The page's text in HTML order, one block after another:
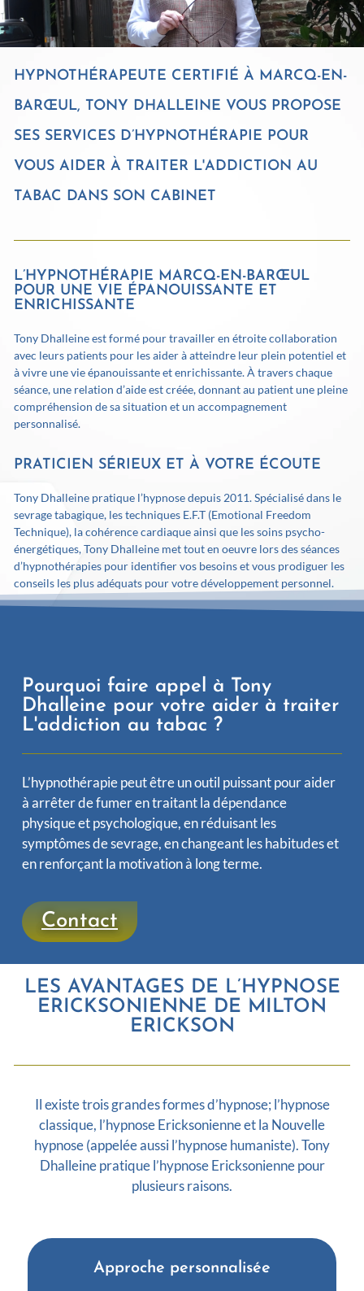
HYPNOTHÉRAPEUTE CERTIFIÉ À MARCQ-EN-
BARŒUL, TONY DHALLEINE VOUS PROPOSE
SES SERVICES D’HYPNOTHÉRAPIE POUR
VOUS AIDER À TRAITER L'ADDICTION AU
TABAC DANS SON CABINET
L’HYPNOTHÉRAPIE MARCQ-EN-BARŒUL
POUR UNE VIE ÉPANOUISSANTE ET
ENRICHISSANTE
Tony Dhalleine est formé pour travailler en étroite collaboration
avec leurs patients pour les aider à atteindre leur plein potentiel et
à vivre une vie épanouissante et enrichissante. À travers chaque
séance, une relation d’aide est créée, donnant au patient une pleine
compréhension de sa situation et un accompagnement
personnalisé.
PRATICIEN SÉRIEUX ET À VOTRE ÉCOUTE
Tony Dhalleine pratique l’hypnose depuis 2011. Spécialisé dans le
sevrage tabagique, les techniques E.F.T (Emotional Freedom
Technique), la cohérence cardiaque ainsi que les soins psycho-
énergétiques, Tony Dhalleine met tout en oeuvre lors des séances
d’hypnothérapies pour identifier vos besoins et vous prodiguer les
conseils les plus adéquats pour votre développement personnel.
Pourquoi faire appel à Tony
Dhalleine pour votre aider à traiter
L'addiction au tabac ?
L’hypnothérapie peut être un outil puissant pour aider
à arrêter de fumer en traitant la dépendance
physique et psychologique, en réduisant les
symptômes de sevrage, en changeant les habitudes et
en renforçant la motivation à long terme.
Contact
LES AVANTAGES DE L’HYPNOSE
ERICKSONIENNE DE MILTON
ERICKSON
Il existe trois grandes formes d’hypnose; l’hypnose
classique, l’hypnose Ericksonienne et la Nouvelle
hypnose (appelée aussi l’hypnose humaniste). Tony
Dhalleine pratique l’hypnose Ericksonienne pour
plusieurs raisons.
Approche personnalisée